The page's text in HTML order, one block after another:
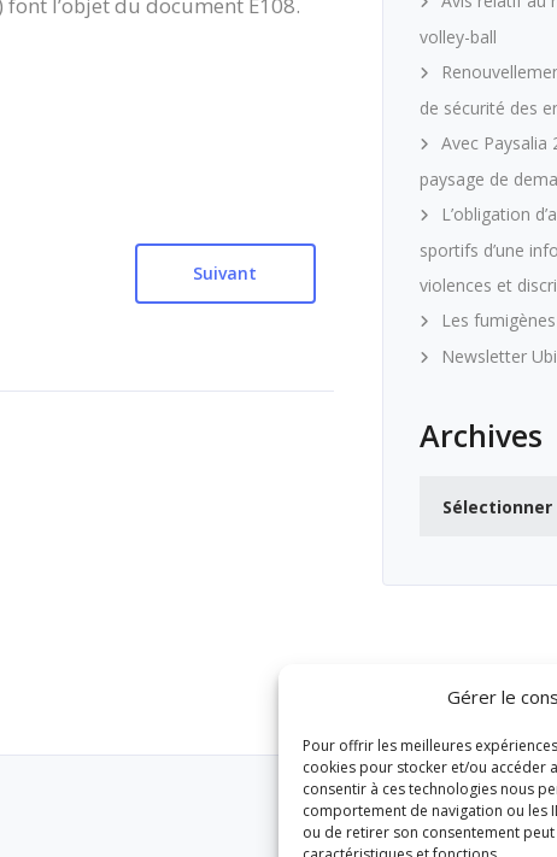
Gérer le
Pour offrir les meilleures
cookies pour stocker et/ou accéder
consentir à ces technologies nous
comportement de navigation ou les
ou de retirer son consentement
Suivant
volley-ball
de sécurité des
Avec Paysalia
paysage de
L’obligation
sportifs d’une
violences et
Les
Newsletter
Archives